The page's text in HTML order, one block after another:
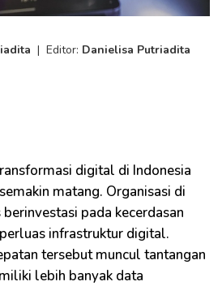
| Editor: Danielisa Putriadita
digital di Indonesia
matang. Organisasi di
pada kecerdasan
infrastruktur digital.
tersebut muncul tantangan
lebih banyak data